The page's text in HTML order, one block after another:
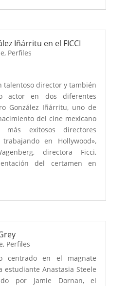
Iñárritu en el FICCI
, Perfiles
talentoso director y también
actor en dos diferentes
González Iñárritu, uno de
del cine mexicano
exitosos directores
trabajando en Hollywood»,
directora Ficci,
del certamen en
, Perfiles
centrado en el magnate
estudiante Anastasia Steele
por Jamie Dornan, el